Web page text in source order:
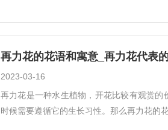
再力花的花语和寓意_再力花代表
2023-03-16
再力花是一种水生植物，开花比较有观赏
时候需要遵循它的生长习性。那么再力花的